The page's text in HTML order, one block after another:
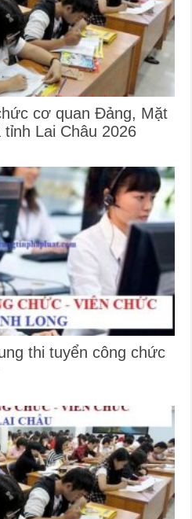
cơ quan Đảng, Mặt
Lai Châu 2026
thi tuyển công chức